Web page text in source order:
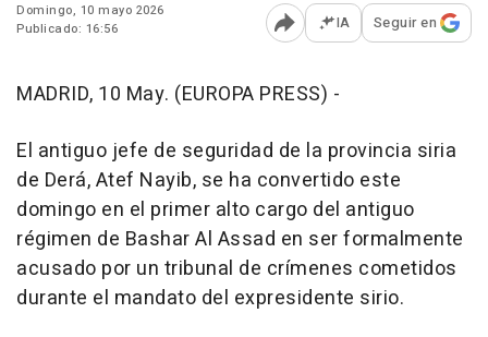
Domingo, 10 mayo 2026
Publicado: 16:56
Abrir opciones para
IA Seguir en
MADRID, 10 May. (EUROPA PRESS) -
El antiguo jefe de seguridad de la provincia siria
de Derá, Atef Nayib, se ha convertido este
domingo en el primer alto cargo del antiguo
régimen de Bashar Al Assad en ser formalmente
acusado por un tribunal de crímenes cometidos
durante el mandato del expresidente sirio.